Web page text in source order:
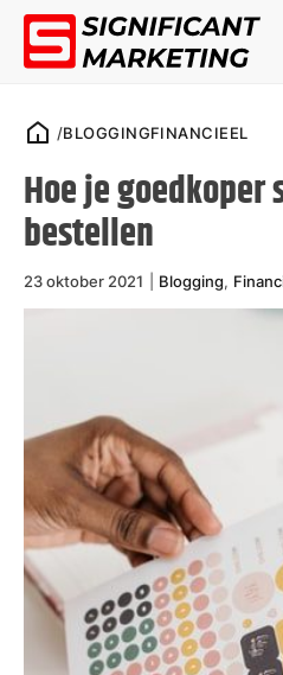
/BLOGGINGFINANCIEEL
Hoe je goedkoper
bestellen
23 oktober 2021 Blogging,